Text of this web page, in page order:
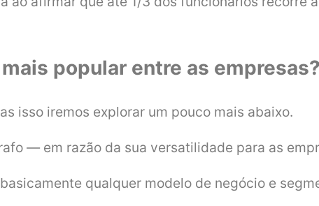
popular entre as empresas?
isso iremos explorar um pouco mais abaixo.
— em razão da sua versatilidade para as
qualquer modelo de negócio e